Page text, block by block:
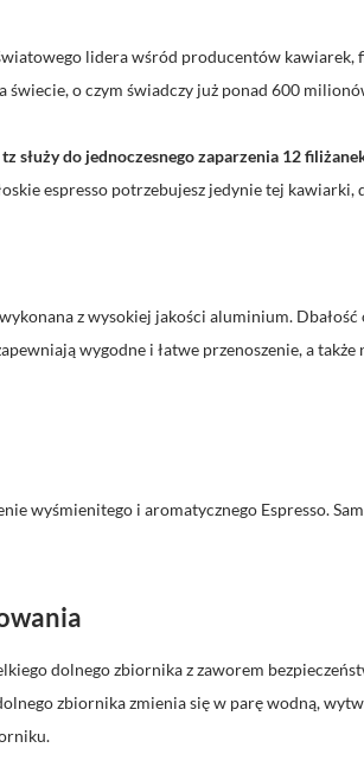
lidera wśród producentów kawiarek,
o czym świadczy już ponad 600
służy do jednoczesnego zaparzenia 12
espresso potrzebujesz jedynie tej
z wysokiej jakości aluminium.
wygodne i łatwe przenoszenie, a
wyśmienitego i aromatycznego Espresso.
dolnego zbiornika z zaworem
zbiornika zmienia się w parę wodną,